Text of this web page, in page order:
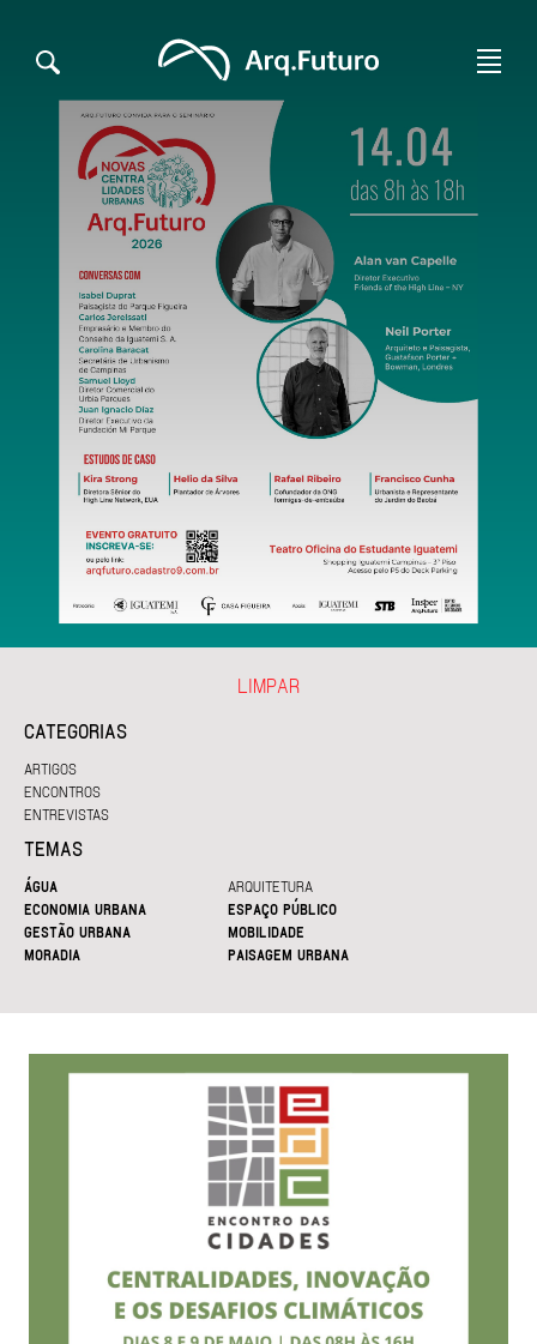
CATEGORIAS
ARTIGOS
ENCONTROS
ENTREVISTAS
TEMAS
ÁGUA
ARQUITETURA
ECONOMIA URBANA
ESPAÇO PÚBLICO
GESTÃO URBANA
MOBILIDADE
MORADIA
PAISAGEM URBANA
LIMPAR